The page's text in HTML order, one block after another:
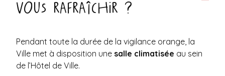
vous rafraîchir ?
Pendant toute la durée de la vigilance orange, la
Ville met à disposition une salle climatisée au sein
de l’Hôtel de Ville.